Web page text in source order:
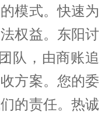
模式。快速为
权益。东阳讨
队，由商账追
方案。您的委
的责任。热诚